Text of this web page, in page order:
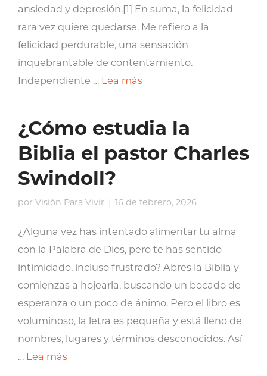
ansiedad y depresión.[1] En suma, la felicidad
rara vez quiere quedarse. Me refiero a la
felicidad perdurable, una sensación
inquebrantable de contentamiento.
Independiente … Lea más
¿Cómo estudia la
Biblia el pastor Charles
Swindoll?
por Visión Para Vivir 16 de febrero, 2026
¿Alguna vez has intentado alimentar tu alma
con la Palabra de Dios, pero te has sentido
intimidado, incluso frustrado? Abres la Biblia y
comienzas a hojearla, buscando un bocado de
esperanza o un poco de ánimo. Pero el libro es
voluminoso, la letra es pequeña y está lleno de
nombres, lugares y términos desconocidos. Así
… Lea más